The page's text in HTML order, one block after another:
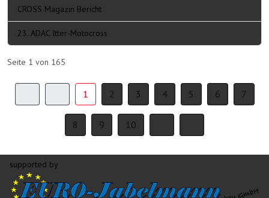
CROSS Magazin Bericht
23. ADAC Itter-Motocross
Seite 1 von 165
1 2 3 4 5 6 7
8 9 10
supported by